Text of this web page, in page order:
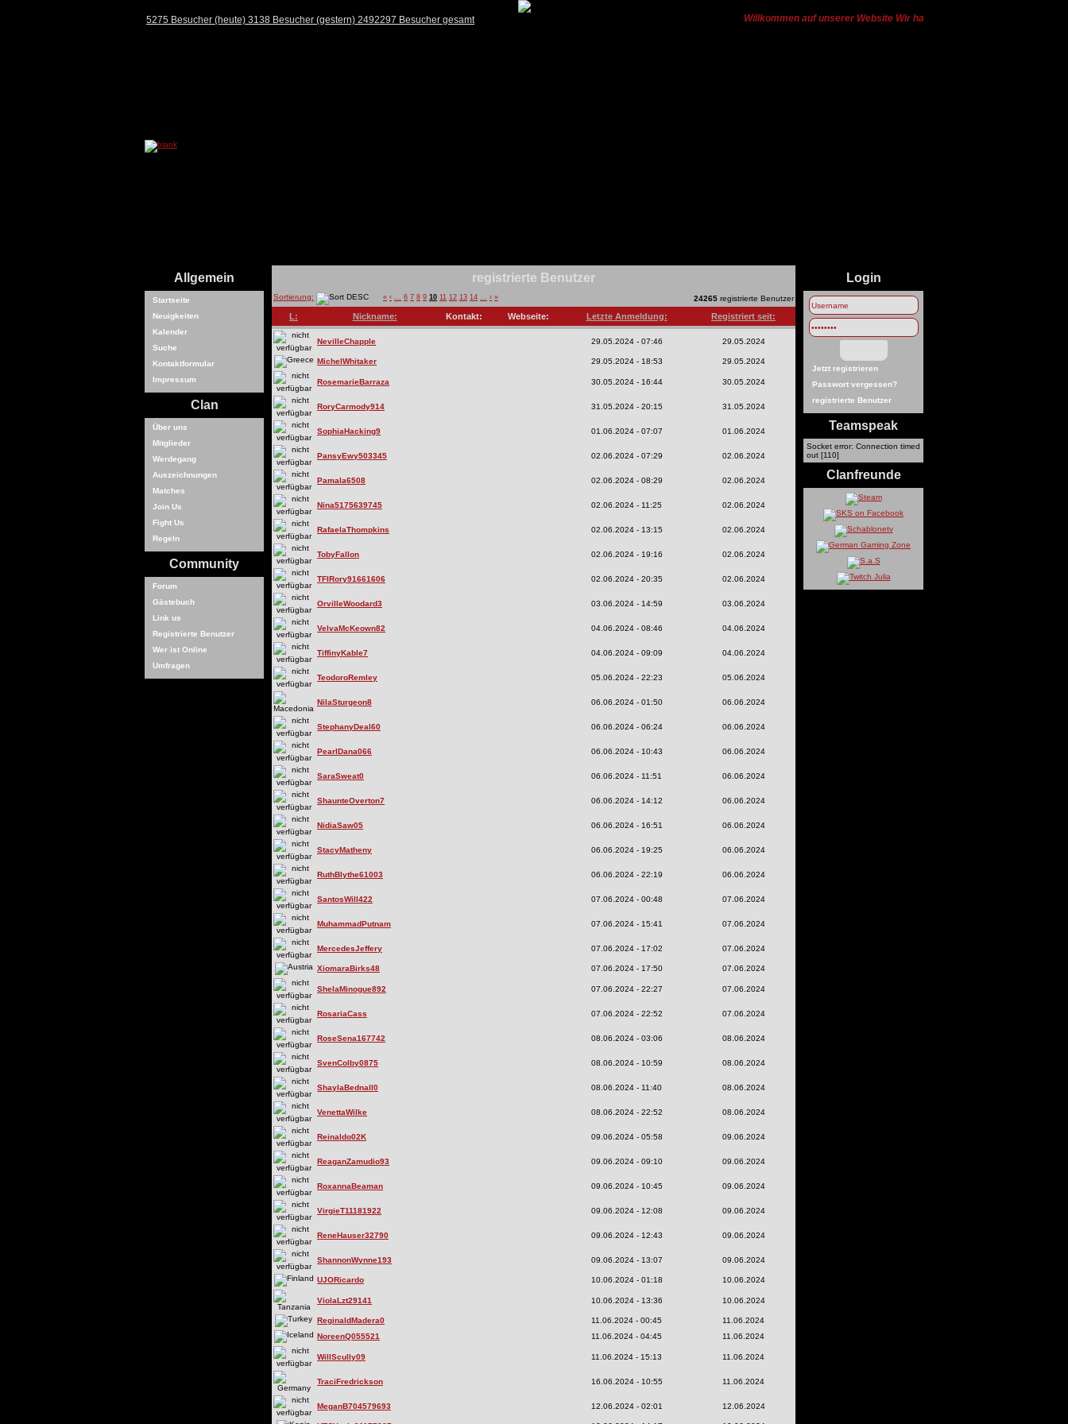
5275 Besucher (heute) 3138 Besucher (gestern) 2492297 Besucher gesamt Willkommen auf unserer Website Wir haben von Ts3 zu Discord
Allgemein
Startseite
Neuigkeiten
Kalender
Suche
Kontaktformular
Impressum
Clan
Über uns
Mitglieder
Werdegang
Auszeichnungen
Matches
Join Us
Fight Us
Regeln
Community
Forum
Gästebuch
Link us
Registrierte Benutzer
Wer ist Online
Umfragen
registrierte Benutzer
Sortierung: « ‹ ... 6 7 8 9 10 11 12 13 14 ... › » 24265 registrierte Benutzer
L: Nickname: Kontakt: Webseite: Letzte Anmeldung: Registriert seit:
NevilleChapple 29.05.2024 - 07:46 29.05.2024
MichelWhitaker 29.05.2024 - 18:53 29.05.2024
RosemarieBarraza 30.05.2024 - 16:44 30.05.2024
RoryCarmody914 31.05.2024 - 20:15 31.05.2024
SophiaHacking9 01.06.2024 - 07:07 01.06.2024
PansyEwy503345 02.06.2024 - 07:29 02.06.2024
Pamala6508 02.06.2024 - 08:29 02.06.2024
Nina5175639745 02.06.2024 - 11:25 02.06.2024
RafaelaThompkins 02.06.2024 - 13:15 02.06.2024
TobyFallon 02.06.2024 - 19:16 02.06.2024
TFIRory91661606 02.06.2024 - 20:35 02.06.2024
OrvilleWoodard3 03.06.2024 - 14:59 03.06.2024
VelvaMcKeown82 04.06.2024 - 08:46 04.06.2024
TiffinyKable7 04.06.2024 - 09:09 04.06.2024
TeodoroRemley 05.06.2024 - 22:23 05.06.2024
NilaSturgeon8 06.06.2024 - 01:50 06.06.2024
StephanyDeal60 06.06.2024 - 06:24 06.06.2024
PearlDana066 06.06.2024 - 10:43 06.06.2024
SaraSweat0 06.06.2024 - 11:51 06.06.2024
ShaunteOverton7 06.06.2024 - 14:12 06.06.2024
NidiaSaw05 06.06.2024 - 16:51 06.06.2024
StacyMatheny 06.06.2024 - 19:25 06.06.2024
RuthBlythe61003 06.06.2024 - 22:19 06.06.2024
SantosWill422 07.06.2024 - 00:48 07.06.2024
MuhammadPutnam 07.06.2024 - 15:41 07.06.2024
MercedesJeffery 07.06.2024 - 17:02 07.06.2024
XiomaraBirks48 07.06.2024 - 17:50 07.06.2024
ShelaMinogue892 07.06.2024 - 22:27 07.06.2024
RosariaCass 07.06.2024 - 22:52 07.06.2024
RoseSena167742 08.06.2024 - 03:06 08.06.2024
SvenColby0875 08.06.2024 - 10:59 08.06.2024
ShaylaBednall0 08.06.2024 - 11:40 08.06.2024
VenettaWilke 08.06.2024 - 22:52 08.06.2024
Reinaldo02K 09.06.2024 - 05:58 09.06.2024
ReaganZamudio93 09.06.2024 - 09:10 09.06.2024
RoxannaBeaman 09.06.2024 - 10:45 09.06.2024
VirgieT11181922 09.06.2024 - 12:08 09.06.2024
ReneHauser32790 09.06.2024 - 12:43 09.06.2024
ShannonWynne193 09.06.2024 - 13:07 09.06.2024
UJORicardo 10.06.2024 - 01:18 10.06.2024
ViolaLzt29141 10.06.2024 - 13:36 10.06.2024
ReginaldMadera0 11.06.2024 - 00:45
11.06.2024
NoreenQ055521
11.06.2024 - 04:45 11.06.2024
WillScully09 11.06.2024 - 15:13 11.06.2024
TraciFredrickson 16.06.2024 - 10:55 11.06.2024
MeganB704579693 12.06.2024 - 02:01 12.06.2024
Login
Jetzt registrieren
Passwort vergessen?
registrierte Benutzer
Teamspeak
Socket error: Connection timed
out [110]
Clanfreunde